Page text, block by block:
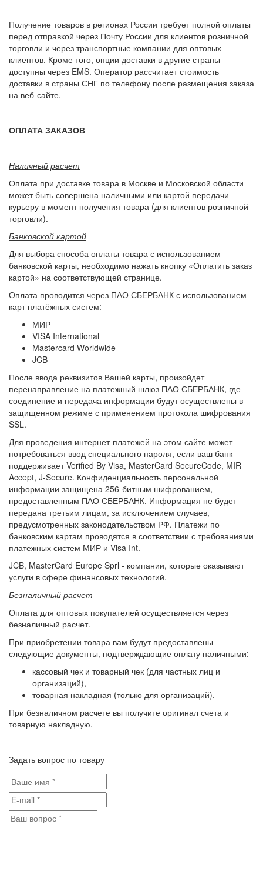
Получение товаров в регионах России требует полной оплаты
перед отправкой через Почту России для клиентов розничной
торговли и через транспортные компании для оптовых
клиентов. Кроме того, опции доставки в другие страны
доступны через EMS. Оператор рассчитает стоимость
доставки в страны СНГ по телефону после размещения заказа
на веб-сайте.
ОПЛАТА ЗАКАЗОВ
Наличный расчет
Оплата при доставке товара в Москве и Московской области
может быть совершена наличными или картой передачи
курьеру в момент получения товара (для клиентов розничной
торговли).
Банковской картой
Для выбора способа оплаты товара с использованием
банковской карты, необходимо нажать кнопку «Оплатить заказ
картой» на соответствующей странице.
Оплата проводится через ПАО СБЕРБАНК с использованием
карт платёжных систем:
МИР
VISA International
Mastercard Worldwide
JCB
После ввода реквизитов Вашей карты, произойдет
перенаправление на платежный шлюз ПАО СБЕРБАНК, где
соединение и передача информации будут осуществлены в
защищенном режиме с применением протокола шифрования
SSL.
Для проведения интернет-платежей на этом сайте может
потребоваться ввод специального пароля, если ваш банк
поддерживает Verified By Visa, MasterCard SecureCode, MIR
Accept, J-Secure. Конфиденциальность персональной
информации защищена 256-битным шифрованием,
предоставленным ПАО СБЕРБАНК. Информация не будет
передана третьим лицам, за исключением случаев,
предусмотренных законодательством РФ. Платежи по
банковским картам проводятся в соответствии с требованиями
платежных систем МИР и Visa Int.
JCB, MasterCard Europe Sprl - компании, которые оказывают
услуги в сфере финансовых технологий.
Безналичный расчет
Оплата для оптовых покупателей осуществляется через
безналичный расчет.
При приобретении товара вам будут предоставлены
следующие документы, подтверждающие оплату наличными:
кассовый чек и товарный чек (для частных лиц и
организаций),
товарная накладная (только для организаций).
При безналичном расчете вы получите оригинал счета и
товарную накладную.
Задать вопрос по товару